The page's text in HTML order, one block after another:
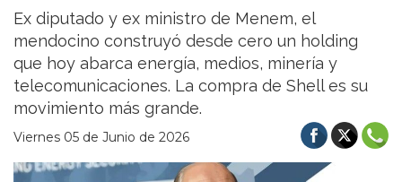
Ex diputado y ex ministro de Menem, el
mendocino construyó desde cero un holding
que hoy abarca energía, medios, minería y
telecomunicaciones. La compra de Shell es su
movimiento más grande.
Viernes 05 de Junio de 2026